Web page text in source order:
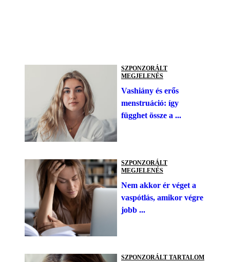
SZPONZORÁLT
MEGJELENÉS
Vashiány és erős
menstruáció: így
függhet össze a ...
SZPONZORÁLT
MEGJELENÉS
Nem akkor ér véget a
vaspótlás, amikor végre
jobb ...
SZPONZORÁLT TARTALOM